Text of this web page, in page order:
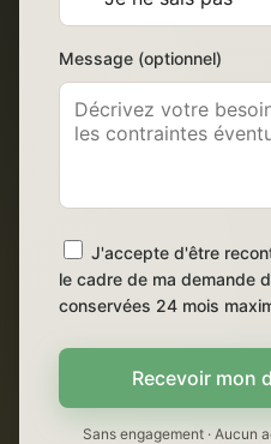
Message (optionnel)
J'accepte d'être
le cadre de ma demande
conservées 24 mois
Recevoir mon
Sans engagement · Aucun